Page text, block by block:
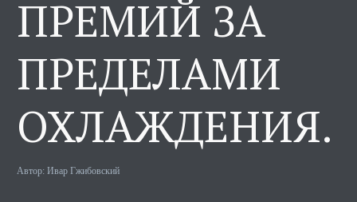
ПРЕМИЙ ЗА
ПРЕДЕЛАМИ
ОХЛАЖДЕНИЯ.
Автор: Ивар Гжибовский